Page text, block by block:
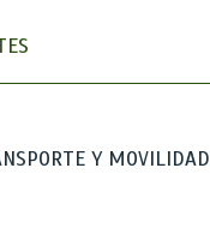
Y MOVILIDAD